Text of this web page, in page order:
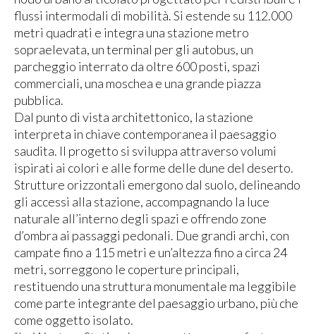
flussi intermodali di mobilità. Si estende su 112.000
metri quadrati e integra una stazione metro
sopraelevata, un terminal per gli autobus, un
parcheggio interrato da oltre 600 posti, spazi
commerciali, una moschea e una grande piazza
pubblica.
Dal punto di vista architettonico, la stazione
interpreta in chiave contemporanea il paesaggio
saudita. Il progetto si sviluppa attraverso volumi
ispirati ai colori e alle forme delle dune del deserto.
Strutture orizzontali emergono dal suolo, delineando
gli accessi alla stazione, accompagnando la luce
naturale all’interno degli spazi e offrendo zone
d’ombra ai passaggi pedonali. Due grandi archi, con
campate fino a 115 metri e un’altezza fino a circa 24
metri, sorreggono le coperture principali,
restituendo una struttura monumentale ma leggibile
come parte integrante del paesaggio urbano, più che
come oggetto isolato.